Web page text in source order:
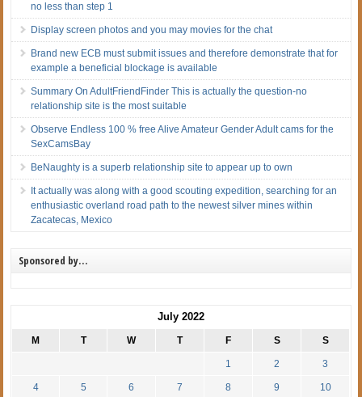
no less than step 1
Display screen photos and you may movies for the chat
Brand new ECB must submit issues and therefore demonstrate that for
example a beneficial blockage is available
Summary On AdultFriendFinder This is actually the question-no
relationship site is the most suitable
Observe Endless 100 % free Alive Amateur Gender Adult cams for the
SexCamsBay
BeNaughty is a superb relationship site to appear up to own
It actually was along with a good scouting expedition, searching for an
enthusiastic overland road path to the newest silver mines within
Zacatecas, Mexico
Sponsored by…
July 2022
M T W T F S S
1 2 3
4 5 6 7 8 9 10